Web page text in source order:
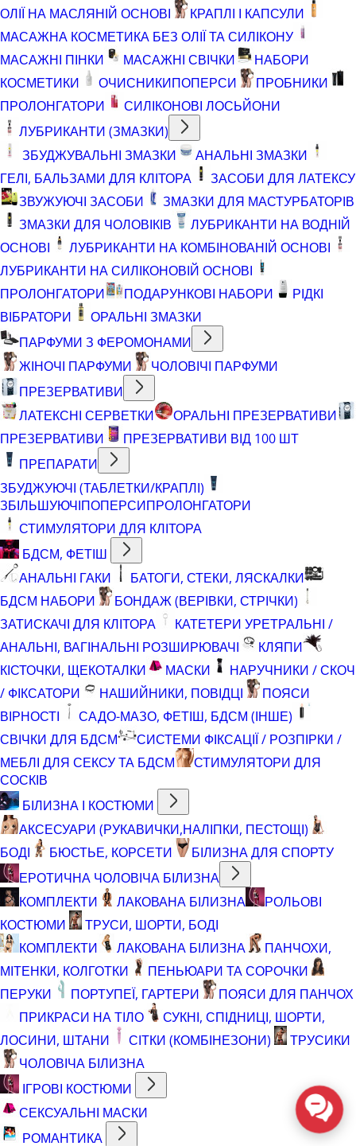
ОЛІЇ НА МАСЛЯНІЙ ОСНОВІ
КРАПЛІ І КАПСУЛИ
МАСАЖНА КОСМЕТИКА БЕЗ ОЛІЇ ТА СИЛІКОНУ
МАСАЖНІ ПІНКИ
МАСАЖНІ СВІЧКИ
НАБОРИ
КОСМЕТИКИ
ОЧИСНИКИПОПЕРСИ
ПРОБНИКИ
ПРОЛОНГАТОРИ
СИЛІКОНОВІ ЛОСЬЙОНИ
ЛУБРИКАНТИ (ЗМАЗКИ)
ЗБУДЖУВАЛЬНІ ЗМАЗКИ
АНАЛЬНІ ЗМАЗКИ
ГЕЛІ, БАЛЬЗАМИ ДЛЯ КЛІТОРА
ЗАСОБИ ДЛЯ ЛАТЕКСУ
ЗВУЖУЮЧІ ЗАСОБИ
ЗМАЗКИ ДЛЯ МАСТУРБАТОРІВ
ЗМАЗКИ ДЛЯ ЧОЛОВІКІВ
ЛУБРИКАНТИ НА ВОДНІЙ
ОСНОВІ
ЛУБРИКАНТИ НА КОМБІНОВАНІЙ ОСНОВІ
ЛУБРИКАНТИ НА СИЛІКОНОВІЙ ОСНОВІ
ПРОЛОНГАТОРИ
ПОДАРУНКОВІ НАБОРИ
РІДКІ
ВІБРАТОРИ
ОРАЛЬНІ ЗМАЗКИ
ПАРФУМИ З ФЕРОМОНАМИ
ЖІНОЧІ ПАРФУМИ
ЧОЛОВІЧІ ПАРФУМИ
ПРЕЗЕРВАТИВИ
ЛАТЕКСНІ СЕРВЕТКИ
ОРАЛЬНІ ПРЕЗЕРВАТИВИ
ПРЕЗЕРВАТИВИ
ПРЕЗЕРВАТИВИ ВІД 100 ШТ
ПРЕПАРАТИ
ЗБУДЖУЮЧІ (ТАБЛЕТКИ/КРАПЛІ)
ЗБІЛЬШУЮЧІПОПЕРСИПРОЛОНГАТОРИ
СТИМУЛЯТОРИ ДЛЯ КЛІТОРА
БДСМ, ФЕТІШ
АНАЛЬНІ ГАКИ
БАТОГИ, СТЕКИ, ЛЯСКАЛКИ
БДСМ НАБОРИ
БОНДАЖ (ВЕРІВКИ, СТРІЧКИ)
ЗАТИСКАЧІ ДЛЯ КЛІТОРА
КАТЕТЕРИ УРЕТРАЛЬНІ /
АНАЛЬНІ, ВАГІНАЛЬНІ РОЗШИРЮВАЧІ
КЛЯПИ
КІСТОЧКИ, ЩЕКОТАЛКИ
МАСКИ
НАРУЧНИКИ / СКОЧ
/ ФІКСАТОРИ
НАШИЙНИКИ, ПОВІДЦІ
ПОЯСИ
ВІРНОСТІ
САДО-МАЗО, ФЕТІШ, БДСМ (ІНШЕ)
СВІЧКИ ДЛЯ БДСМ
СИСТЕМИ ФІКСАЦІЇ / РОЗПІРКИ /
МЕБЛІ ДЛЯ СЕКСУ ТА БДСМ
СТИМУЛЯТОРИ ДЛЯ
СОСКІВ
БІЛИЗНА І КОСТЮМИ
АКСЕСУАРИ (РУКАВИЧКИ,НАЛІПКИ, ПЕСТОЩІ)
БОДІ
БЮСТЬЕ, КОРСЕТИ
БІЛИЗНА ДЛЯ СПОРТУ
ЕРОТИЧНА ЧОЛОВІЧА БІЛИЗНА
КОМПЛЕКТИ
ЛАКОВАНА БІЛИЗНА
РОЛЬОВІ
КОСТЮМИ
ТРУСИ, ШОРТИ, БОДІ
КОМПЛЕКТИ
ЛАКОВАНА БІЛИЗНА
ПАНЧОХИ,
МІТЕНКИ, КОЛГОТКИ
ПЕНЬЮАРИ ТА СОРОЧКИ
ПЕРУКИ
ПОРТУПЕЇ, ГАРТЕРИ
ПОЯСИ ДЛЯ ПАНЧОХ
ПРИКРАСИ НА ТІЛО
СУКНІ, СПІДНИЦІ, ШОРТИ,
ЛОСИНИ, ШТАНИ
СІТКИ (КОМБІНЕЗОНИ)
ТРУСИКИ
ЧОЛОВІЧА БІЛИЗНА
ІГРОВІ КОСТЮМИ
СЕКСУАЛЬНІ МАСКИ
РОМАНТИКА